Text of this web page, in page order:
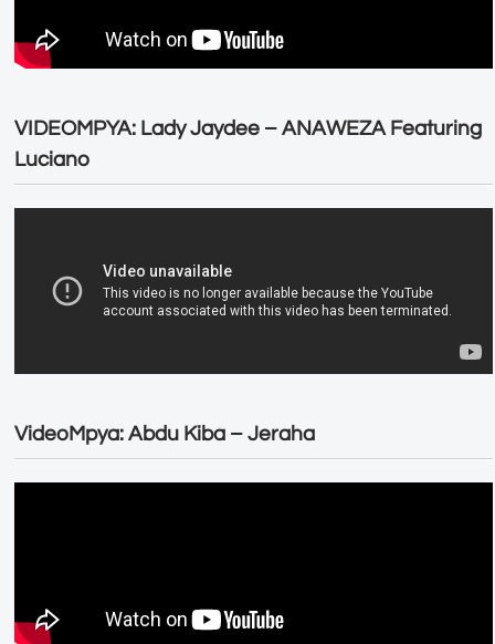
VIDEOMPYA: Lady Jaydee – ANAWEZA Featuring
Luciano
VideoMpya: Abdu Kiba – Jeraha